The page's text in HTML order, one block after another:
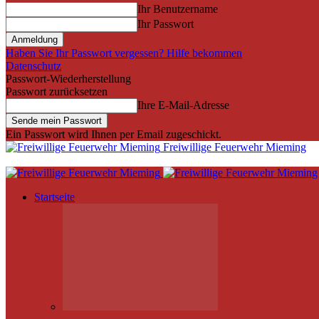
Ihr Benutzername
Ihr Passwort
Haben Sie Ihr Passwort vergessen? Hilfe bekommen
Datenschutz
Passwort-Wiederherstellung
Passwort zurücksetzen
Ihre E-Mail-Adresse
Ein Passwort wird Ihnen per Email zugeschickt.
Freiwillige Feuerwehr Mieming
Startseite